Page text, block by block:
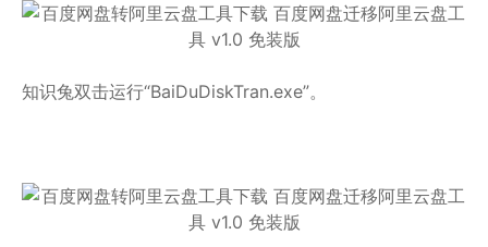
知识兔双击运行“BaiDuDiskTran.exe”。